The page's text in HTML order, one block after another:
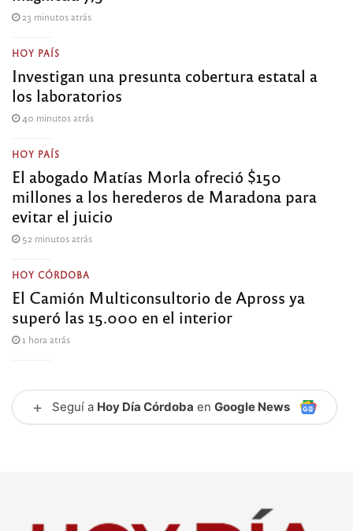
23 minutos atrás
HOY PAÍS
Investigan una presunta cobertura estatal a
los laboratorios
40 minutos atrás
HOY PAÍS
El abogado Matías Morla ofreció $150
millones a los herederos de Maradona para
evitar el juicio
52 minutos atrás
HOY CÓRDOBA
El Camión Multiconsultorio de Apross ya
superó las 15.000 en el interior
1 hora atrás
+ Seguí a Hoy Día Córdoba en Google News